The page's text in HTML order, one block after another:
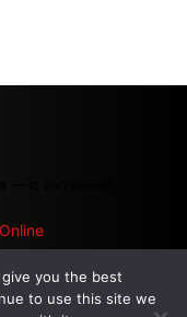
с активной
РЕКЛАМА НА САЙТЕ
you the best
to use this site we